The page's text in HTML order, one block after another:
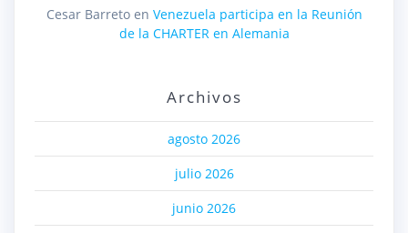
Cesar Barretoen Venezuela participa en la Reunión
de la CHARTER en Alemania
Archivos
agosto 2026
julio 2026
junio 2026